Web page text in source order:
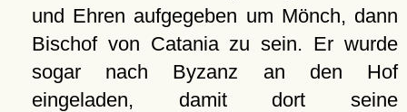
und Ehren aufgegeben um Mönch, dann
Bischof von Catania zu sein. Er wurde
sogar nach Byzanz an den Hof
eingeladen, damit dort seine